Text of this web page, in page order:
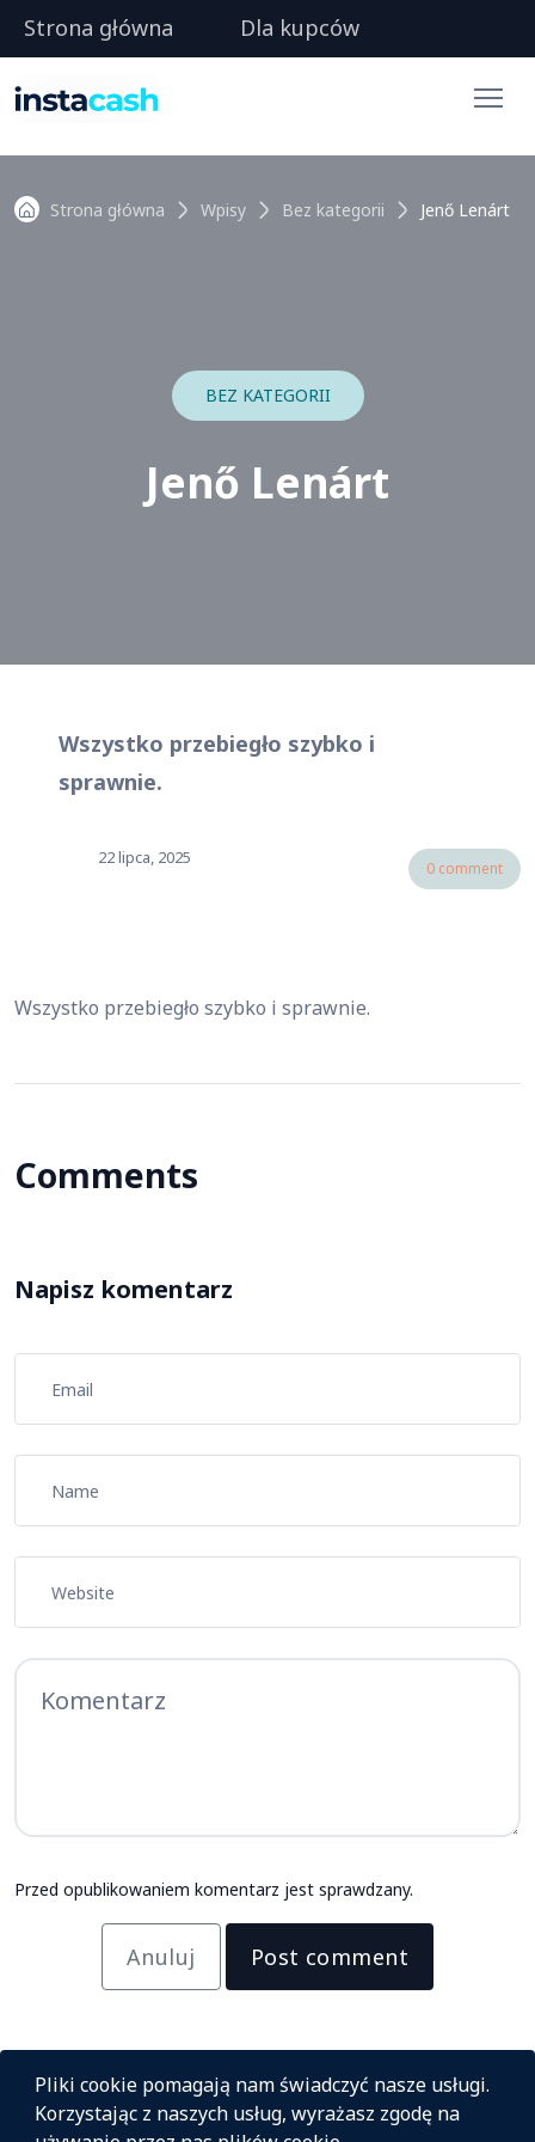
Strona główna Dla kupców
Strona główna Wpisy Bez kategorii Jenő Lenárt
BEZ KATEGORII
Jenő Lenárt
Wszystko przebiegło szybko i
sprawnie.
22 lipca, 2025
0 comment
Wszystko przebiegło szybko i sprawnie.
Comments
Napisz komentarz
Przed opublikowaniem komentarz jest sprawdzany.
Anuluj Post comment
Pliki cookie pomagają nam świadczyć nasze usługi.
Korzystając z naszych usług, wyrażasz zgodę na